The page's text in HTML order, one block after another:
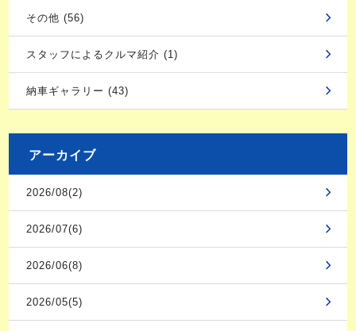
その他 (56)
スタッフによるクルマ紹介 (1)
納車ギャラリー (43)
アーカイブ
2026/08(2)
2026/07(6)
2026/06(8)
2026/05(5)